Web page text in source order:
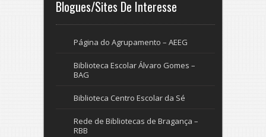
Blogues/Sites De Interesse
Página do Agrupamento – AEEG
Biblioteca Escolar Álvaro Gomes –
BAG
Biblioteca Centro Escolar da Sé
Rede de Bibliotecas de Bragança –
RBB